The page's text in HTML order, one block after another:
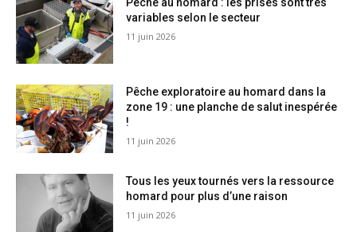
Pêche au homard : les prises sont très
variables selon le secteur
11 juin 2026
Pêche exploratoire au homard dans la
zone 19 : une planche de salut inespérée
!
11 juin 2026
Tous les yeux tournés vers la ressource
homard pour plus d’une raison
11 juin 2026